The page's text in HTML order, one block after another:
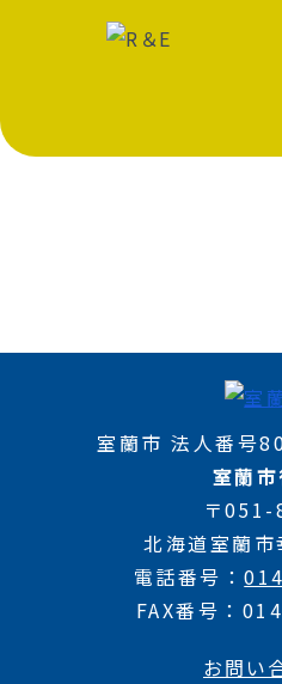
室蘭市 法人番号
室蘭
〒051-
北海道室蘭
電話番号
FAX番号
お問い